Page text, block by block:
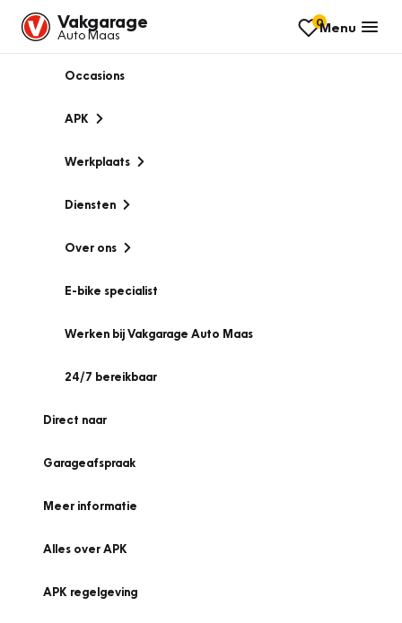
Vakgarage
Auto Maas
0Menu
Occasions
APK
Werkplaats
Diensten
Over ons
E-bike specialist
Werken bij Vakgarage Auto Maas
24/7 bereikbaar
Direct naar
Garageafspraak
Meer informatie
Alles over APK
APK regelgeving